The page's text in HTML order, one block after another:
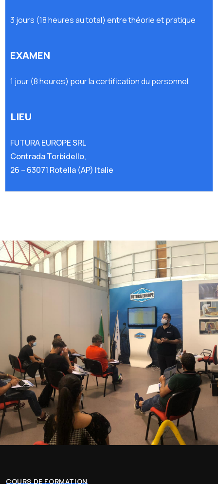
3 jours (18 heures au total) entre théorie et pratique
EXAMEN
1 jour (8 heures) pour la certification du personnel
LIEU
FUTURA EUROPE SRL
Contrada Torbidello,
26 – 63071 Rotella (AP) Italie
COURS DE FORMATION